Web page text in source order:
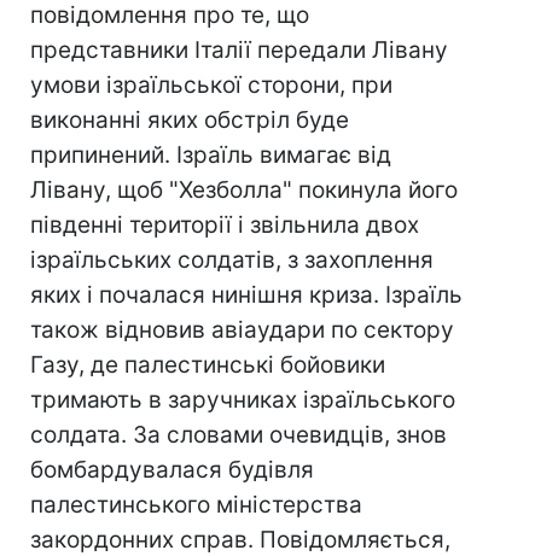
повідомлення про те, що
представники Італії передали Лівану
умови ізраїльської сторони, при
виконанні яких обстріл буде
припинений. Ізраїль вимагає від
Лівану, щоб "Хезболла" покинула його
південні території і звільнила двох
ізраїльських солдатів, з захоплення
яких і почалася нинішня криза. Ізраїль
також відновив авіаудари по сектору
Газу, де палестинські бойовики
тримають в заручниках ізраїльського
солдата. За словами очевидців, знов
бомбардувалася будівля
палестинського міністерства
закордонних справ. Повідомляється,